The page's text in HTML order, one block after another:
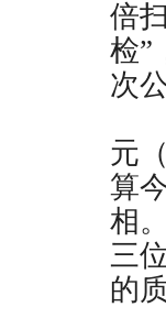
倍
检”
次
元
算
相
三
的